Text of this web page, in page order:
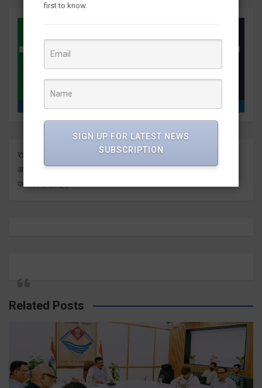
राष्ट्र दुनिया के बारे में प्रत्येक बड़ी ताजा अंतर्दृष्टि को ताज़ा करता है। हम
आपको इसे सीधे मीडिया आउटलेट्स से ज्ञात कराते हुए सबसे हालिया
जानकारी देते हैं।
Related Posts
first to know.
SIGN UP FOR LATEST NEWS
SUBSCRIPTION